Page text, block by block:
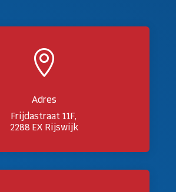

Adres
Frijdastraat 11F,
2288 EX Rijswijk